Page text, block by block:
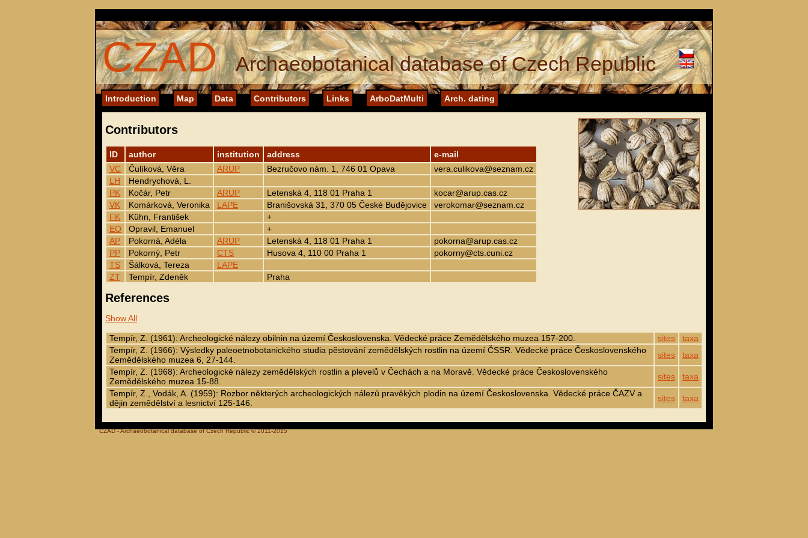
CZAD Archaeobotanical database of Czech Republic
Introduction Map Data Contributors Links ArboDatMulti Arch. dating
Contributors
ID author institution address
e-mail
VC
Čulíková, Věra ARUP Bezručovo nám. 1, 746 01 Opava
vera.culikova@seznam.cz
LH
Hendrychová, L.
PK
Kočár, Petr ARUP Letenská 4, 118 01 Praha 1
kocar@arup.cas.cz
VK
Komárková, Veronika LAPE Branišovská 31, 370 05 České Budějovice
verokomar@seznam.cz
FK
Kühn, František
+
EO
Opravil, Emanuel
+
AP
Pokorná, Adéla ARUP Letenská 4, 118 01 Praha 1
pokorna@arup.cas.cz
PP
Pokorný, Petr CTS Husova 4, 110 00 Praha 1
pokorny@cts.cuni.cz
TS
Šálková, Tereza
LAPE
ZT
Tempír, Zdeněk Praha
References
Show All
Tempír, Z. (1961): Archeologické nálezy obilnin na území Československa. Vědecké práce Zemědělského muzea 157-200. sites
taxa
Tempír, Z. (1966): Výsledky paleoetnobotanického studia pěstování zemědělských rostlin na území ČSSR. Vědecké práce Československého
Zemědělského muzea 6, 27-144.
sites
taxa
Tempír, Z. (1968): Archeologické nálezy zemědělských rostlin a plevelů v Čechách a na Moravě. Vědecké práce Československého
Zemědělského muzea 15-88.
sites
taxa
Tempír, Z., Vodák, A. (1959): Rozbor některých archeologických nálezů pravěkých plodin na území Československa. Vědecké práce ČAZV a
dějin zemědělství a lesnictví 125-146.
sites taxa
CZAD - Archaeobotanical database of Czech Republic © 2011-2015